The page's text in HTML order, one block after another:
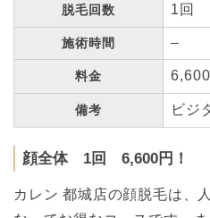
脱毛回数 1回
施術時間 –
料金
備考 ビジ
顔全体 1回 6,600円！
カレン 都城店の顔脱毛は、